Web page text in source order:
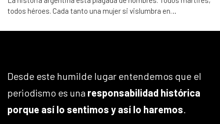
todos héroes. Cada tanto una mujer si vislumbra en…
Desde este humilde lugar entendemos que el
periodismo es una responsabilidad histórica
porque así lo sentimos y así lo haremos.